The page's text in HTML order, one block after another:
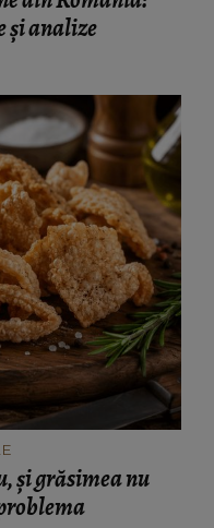
și analize
și grăsimea nu